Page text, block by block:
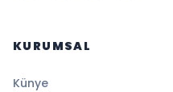
KURUMSAL
Künye